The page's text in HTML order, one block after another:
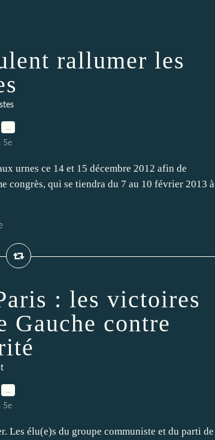
rallumer les
5e
urnes ce 14 et 15 décembre 2012 afin de
congrès, qui se tiendra du 7 au 10 février 2013 à
: les victoires
Gauche contre
5e
Les élu(e)s du groupe communiste et du parti de